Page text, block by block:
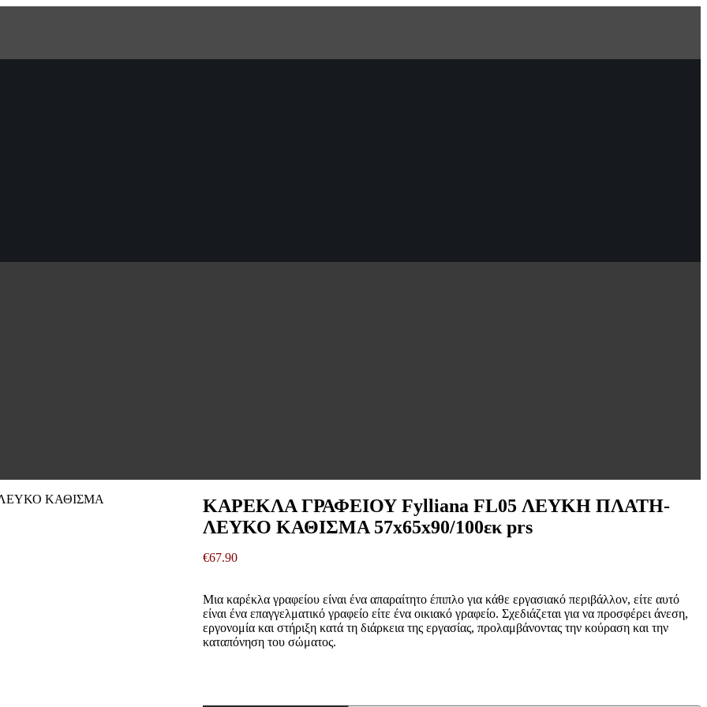
ΚΑΡΕΚΛΑ ΓΡΑΦΕΙΟΥ Fylliana FL05 ΛΕΥΚΗ ΠΛΑΤΗ-
ΛΕΥΚΟ ΚΑΘΙΣΜΑ 57x65x90/100εκ prs
€67.90
Μια καρέκλα γραφείου είναι ένα απαραίτητο έπιπλο για κάθε εργασιακό περιβάλλον, είτε αυτό
είναι ένα επαγγελματικό γραφείο είτε ένα οικιακό γραφείο. Σχεδιάζεται για να προσφέρει άνεση,
εργονομία και στήριξη κατά τη διάρκεια της εργασίας, προλαμβάνοντας την κούραση και την
καταπόνηση του σώματος.